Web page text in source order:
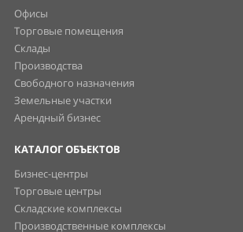
Офисы
Торговые помещения
Склады
Производства
Свободного назначения
Земельные участки
Арендный бизнес
КАТАЛОГ ОБЪЕКТОВ
Бизнес-центры
Торговые центры
Складские комплексы
Производственные комплексы